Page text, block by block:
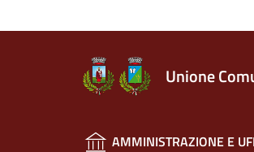
Unione
AMMINISTRAZIONE E